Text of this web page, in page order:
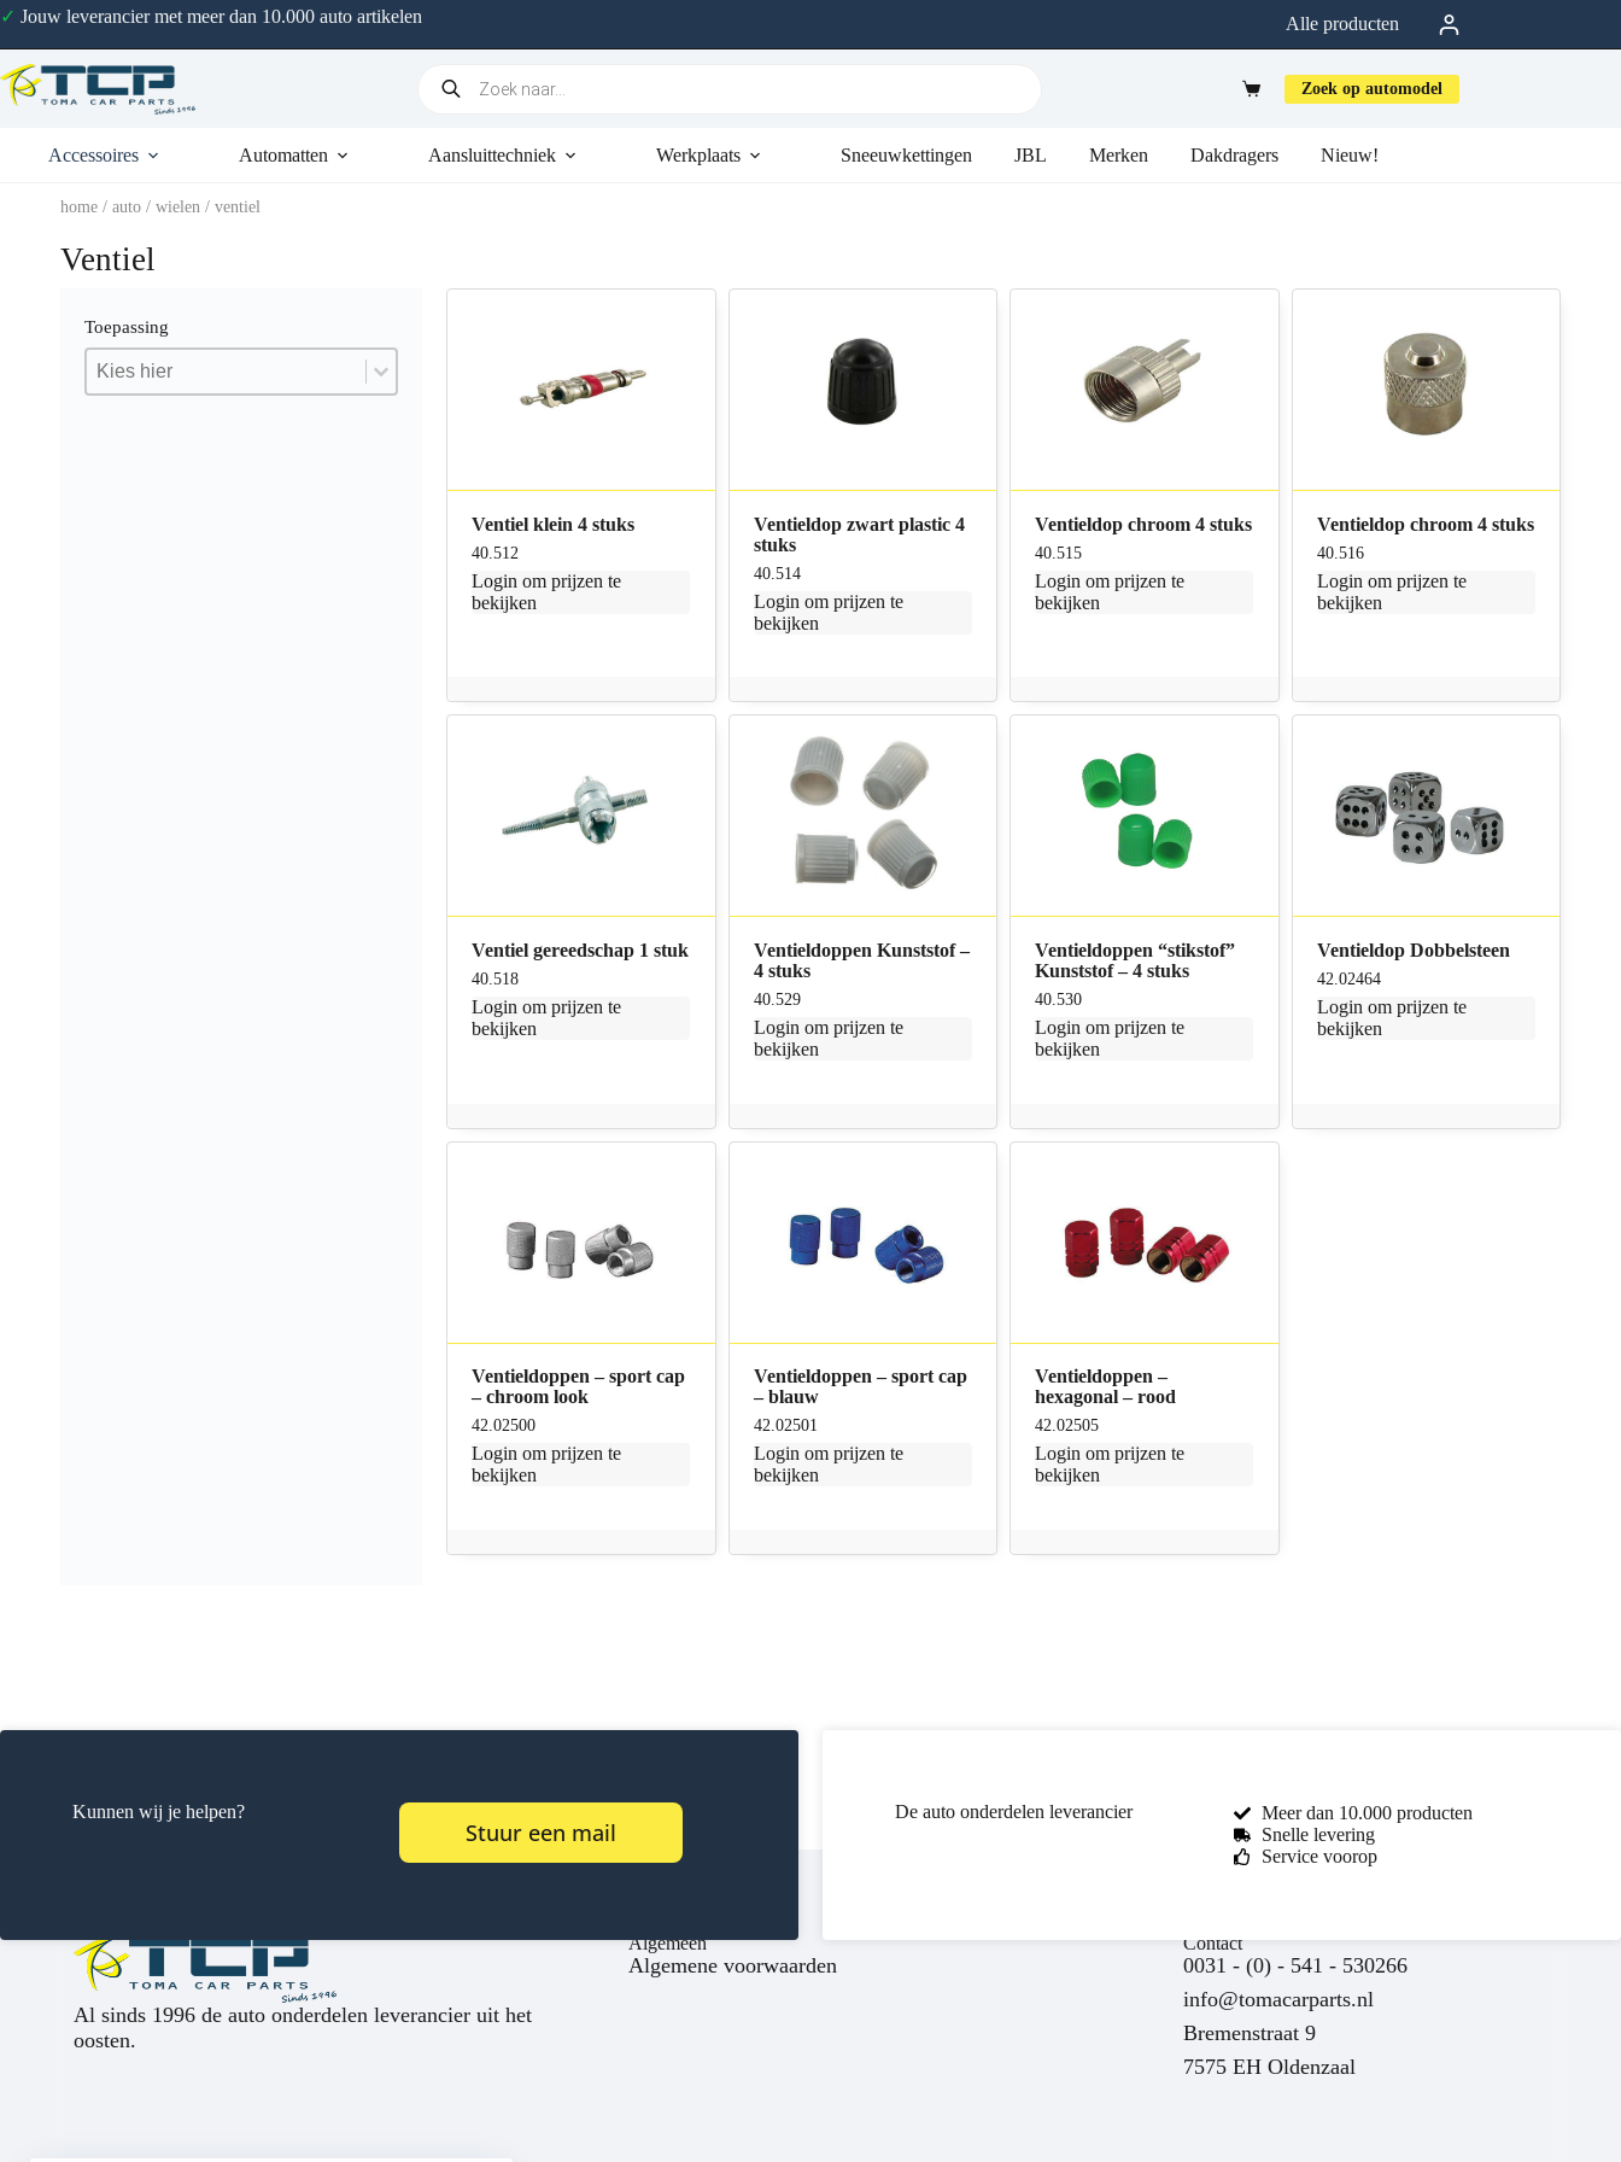
✓ Jouw leverancier met meer dan 10.000 auto artikelen Alle producten
Zoek op automodel
Accessoires Automatten Aansluittechniek Werkplaats Sneeuwkettingen JBL Merken Dakdragers Nieuw!
home / auto / wielen / ventiel
Ventiel
Toepassing
Toepassing
Toepassing
Toepassing
Ventiel klein 4 stuks
40.512
Login om prijzen te
bekijken
Ventieldop zwart plastic 4
stuks
40.514
Login om prijzen te
bekijken
Ventieldop chroom 4 stuks
40.515
Login om prijzen te
bekijken
Ventieldop chroom 4 stuks
40.516
Login om prijzen te
bekijken
Ventiel gereedschap 1 stuk
40.518
Login om prijzen te
bekijken
Ventieldoppen Kunststof –
4 stuks
40.529
Login om prijzen te
bekijken
Ventieldoppen “stikstof”
Kunststof – 4 stuks
40.530
Login om prijzen te
bekijken
Ventieldop Dobbelsteen
42.02464
Login om prijzen te
bekijken
Ventieldoppen – sport cap
– chroom look
42.02500
Login om prijzen te
bekijken
Ventieldoppen – sport cap
– blauw
42.02501
Login om prijzen te
bekijken
Ventieldoppen –
hexagonal – rood
42.02505
Login om prijzen te
bekijken
Kunnen wij je helpen?
Stuur een mail
De auto onderdelen leverancier
Meer dan 10.000 producten
Snelle levering
Service voorop
Al sinds 1996 de auto onderdelen leverancier uit het
oosten.
Algemeen
Algemene voorwaarden
Contact
0031 - (0) - 541 - 530266
info@tomacarparts.nl
Bremenstraat 9
7575 EH Oldenzaal
Reageert meestal binnen enkele uren